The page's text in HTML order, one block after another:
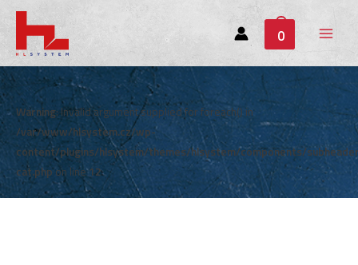
0
Main
Menu
Warning: Invalid argument supplied for foreach() in
/var/www/hlsystem.cz/wp-
content/plugins/hlsystem/themes/hlsystem/components/
cat.phpon line12